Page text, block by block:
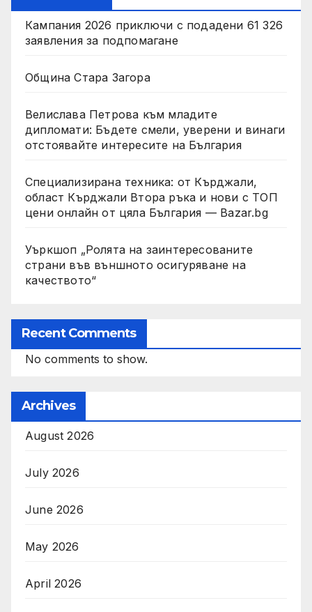
Кампания 2026 приключи с подадени 61 326
заявления за подпомагане
Община Стара Загора
Велислава Петрова към младите
дипломати: Бъдете смели, уверени и винаги
отстоявайте интересите на България
Специализирана техника: от Кърджали,
област Кърджали Втора ръка и нови с ТОП
цени онлайн от цяла България — Bazar.bg
Уъркшоп „Ролята на заинтересованите
страни във външното осигуряване на
качеството“
Recent Comments
No comments to show.
Archives
August 2026
July 2026
June 2026
May 2026
April 2026